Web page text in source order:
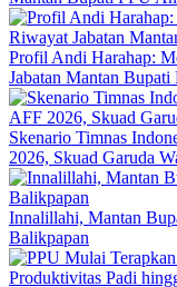
Profil Andi Harahap:
Jabatan Mantan Bupati
Skenario Timnas
2026, Skuad Garuda
Innalillahi, Mantan
Balikpapan